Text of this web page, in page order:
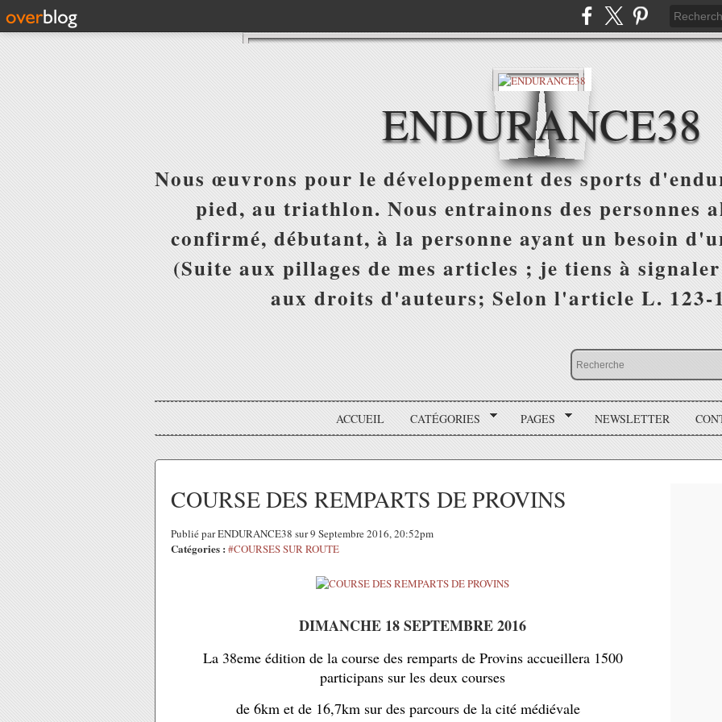
ENDURANCE38
Nous œuvrons pour le développement des sports
pied, au triathlon. Nous entrainons des personnes
confirmé, débutant, à la personne ayant un besoin
(Suite aux pillages de mes articles ; je tiens à
aux droits d'auteurs; Selon l'article L. 123-
ACCUEIL CATÉGORIES PAGES NEWSLETTER
COURSE DES REMPARTS DE PROVINS
Publié par ENDURANCE38 sur 9 Septembre 2016, 20:52pm
Catégories : #COURSES SUR ROUTE
DIMANCHE 18 SEPTEMBRE 2016
La 38eme édition de la course des remparts de Provins accueillera 1500
participans sur les deux courses
de 6km et de 16,7km sur des parcours de la cité médiévale